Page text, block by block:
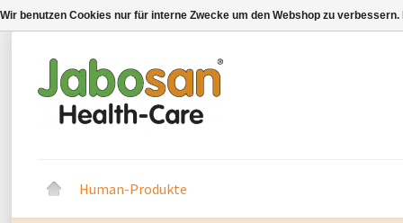
Human-Produkte
Wir benutzen Cookies nur für interne Zwecke um den Webshop zu